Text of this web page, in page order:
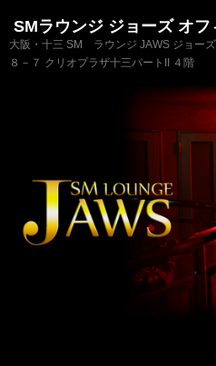
SMラウンジ ジョーズ オ
大阪・十三 SM ラウンジ JAWS ジョー
８－７ クリオプラザ十三パートII ４階